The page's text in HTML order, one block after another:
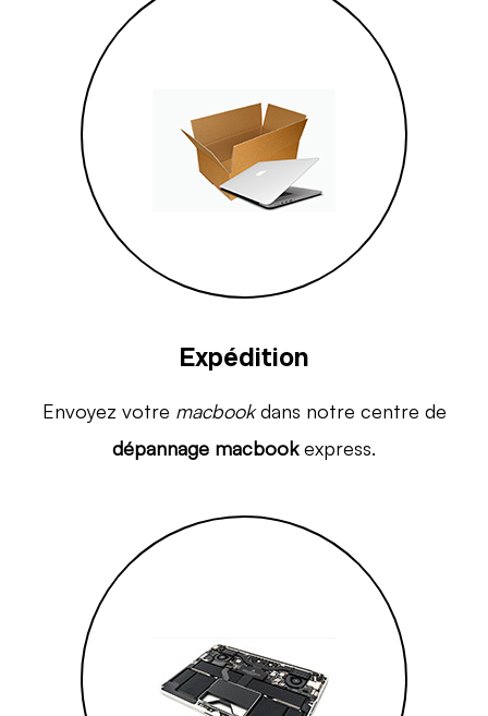
Expédition
Envoyez votre macbookdans notre centre de
dépannage macbookexpress.